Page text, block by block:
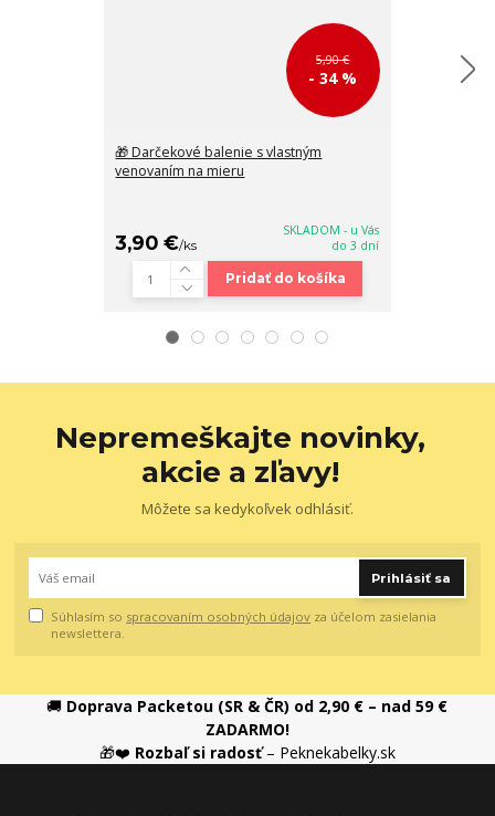
5,90 €
- 34 %
🎁 Darčekové balenie s vlastným
venovaním na mieru
3,90 €/ks
SKLADOM - u Vás
do 3 dní
Pridať do košíka
Nepremeškajte novinky,
akcie a zľavy!
Môžete sa kedykoľvek odhlásiť.
Prihlásiť sa
Súhlasím so spracovaním osobných údajov za účelom zasielania
newslettera.
🚚 Doprava Packetou (SR & ČR) od 2,90 € – nad 59 €
ZADARMO!
🎁❤️ Rozbaľ si radosť– Peknekabelky.sk